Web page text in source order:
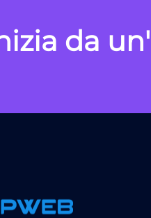
da